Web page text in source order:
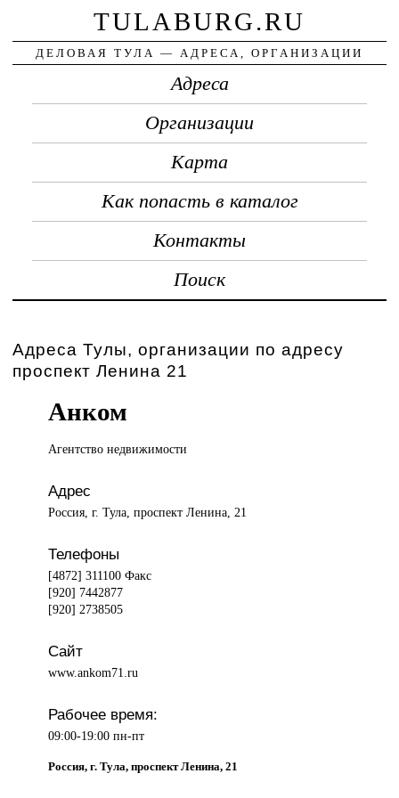
TULABURG.RU
ДЕЛОВАЯ ТУЛА — АДРЕСА, ОРГАНИЗАЦИИ
Адреса
Организации
Карта
Как попасть в каталог
Контакты
Поиск
Адреса Тулы, организации по адресу
проспект Ленина 21
Анком
Агентство недвижимости
Адрес
Россия, г. Тула, проспект Ленина, 21
Телефоны
[4872] 311100 Факс
[920] 7442877
[920] 2738505
Сайт
www.ankom71.ru
Рабочее время:
09:00-19:00 пн-пт
Россия, г. Тула, проспект Ленина, 21